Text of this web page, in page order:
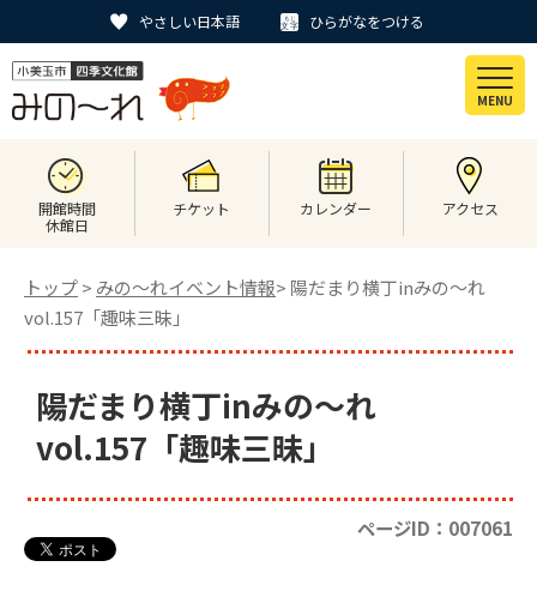
やさしい日本語 ひらがなをつける
MENU
開館時間
休館日
チケット カレンダー アクセス
トップ> みの〜れイベント情報> 陽だまり横丁inみの～れ
vol.157「趣味三昧」
陽だまり横丁inみの～れ
vol.157「趣味三昧」
ページID：007061